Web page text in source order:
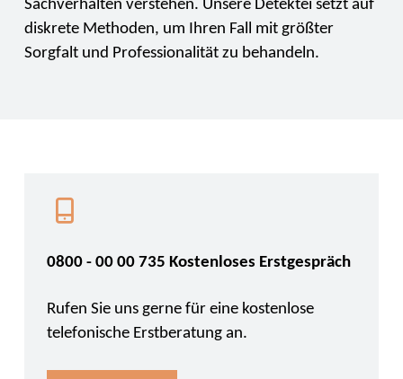
Sachverhalten verstehen. Unsere Detektei setzt auf
diskrete Methoden, um Ihren Fall mit größter
Sorgfalt und Professionalität zu behandeln.
0800 - 00 00 735 Kostenloses Erstgespräch
Rufen Sie uns gerne für eine kostenlose
telefonische Erstberatung an.